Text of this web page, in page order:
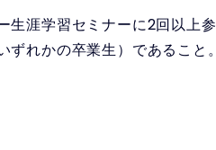
生涯学習セミナーに2回以上参
れかの卒業生）であること。